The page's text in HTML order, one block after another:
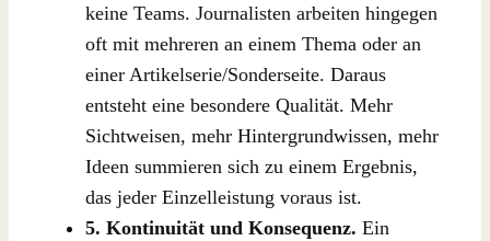
keine Teams. Journalisten arbeiten hingegen
oft mit mehreren an einem Thema oder an
einer Artikelserie/Sonderseite. Daraus
entsteht eine besondere Qualität. Mehr
Sichtweisen, mehr Hintergrundwissen, mehr
Ideen summieren sich zu einem Ergebnis,
das jeder Einzelleistung voraus ist.
5. Kontinuität und Konsequenz. Ein